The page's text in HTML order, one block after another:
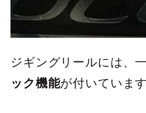
ジギングリールには、
ック機能が付いています